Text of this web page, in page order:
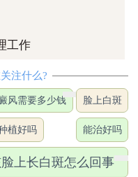
工作
注什么?
风需要多少钱 脸上白斑
植好吗 能治好吗
上长白斑怎么回事